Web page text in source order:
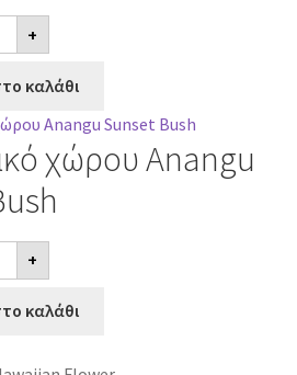
+
καλάθι
χώρου Anangu
+
καλάθι